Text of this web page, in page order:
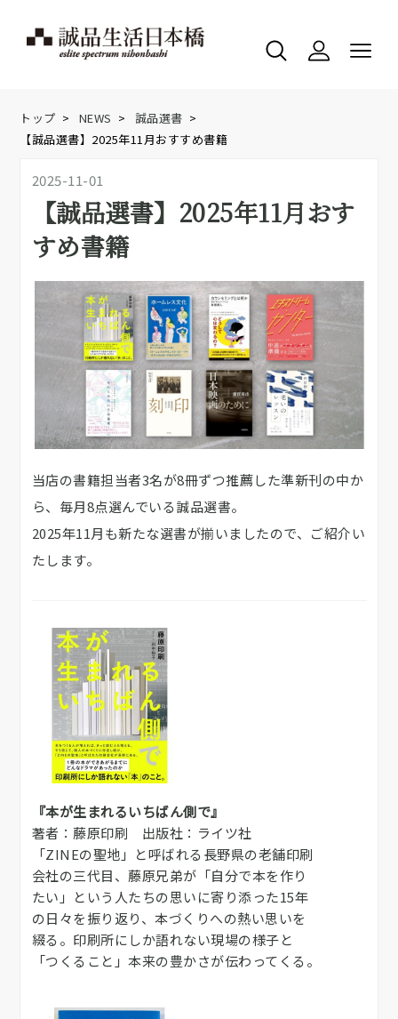
トップ > NEWS > 誠品選書 >
【誠品選書】2025年11月おすすめ書籍
2025-11-01
【誠品選書】2025年11月おす
すめ書籍
当店の書籍担当者3名が8冊ずつ推薦した準新刊の中か
ら、毎月8点選んでいる誠品選書。
2025年11月も新たな選書が揃いましたので、ご紹介い
たします。
『本が生まれるいちばん側で』
著者：藤原印刷 出版社：ライツ社
「ZINEの聖地」と呼ばれる長野県の老舗印刷
会社の三代目、藤原兄弟が「自分で本を作り
たい」という人たちの思いに寄り添った15年
の日々を振り返り、本づくりへの熱い思いを
綴る。印刷所にしか語れない現場の様子と
「つくること」本来の豊かさが伝わってくる。